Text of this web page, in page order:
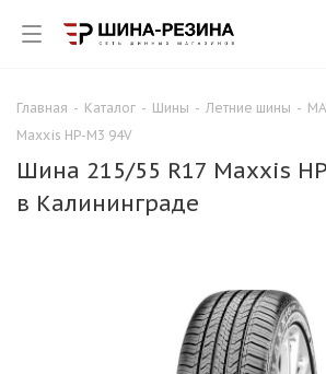
Главная - Каталог - Шины - Летние шины -
Maxxis HP-M3 94V
Шина 215/55 R17 Maxxis
в Калининграде